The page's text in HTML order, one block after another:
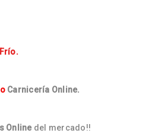
Carnicería Online.
Onlinedel mercado!!